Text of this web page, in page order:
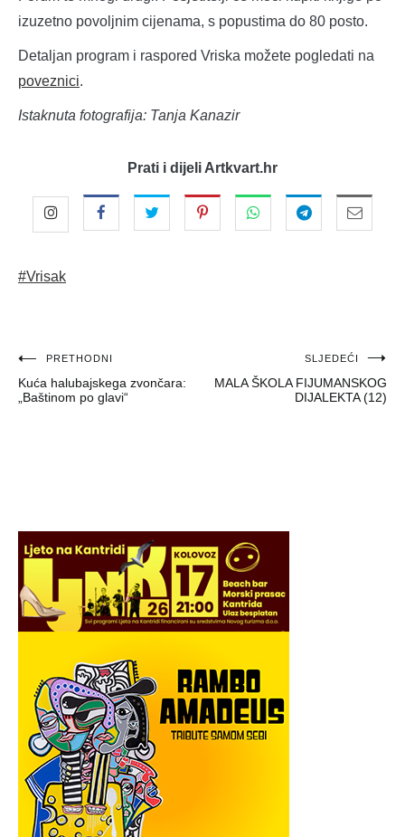
izuzetno povoljnim cijenama, s popustima do 80 posto.
Detaljan program i raspored Vriska možete pogledati na
poveznici.
Istaknuta fotografija: Tanja Kanazir
Prati i dijeli Artkvart.hr
#Vrisak
Navigacija
objava
PRETHODNI
Kuća halubajskega zvončara:
„Baštinom po glavi“
SLJEDEĆI
MALA ŠKOLA FIJUMANSKOG
DIJALEKTA (12)